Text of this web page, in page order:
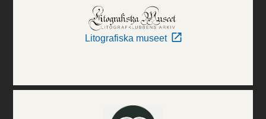
Litografiska museet